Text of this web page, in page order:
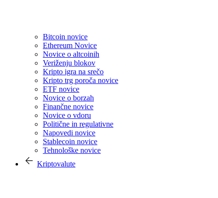
Bitcoin novice
Ethereum Novice
Novice o altcoinih
Veriženju blokov
Kripto igra na srečo
Kripto trg poroča novice
ETF novice
Novice o borzah
Finančne novice
Novice o vdoru
Politične in regulativne
Napovedi novice
Stablecoin novice
Tehnološke novice
Kriptovalute